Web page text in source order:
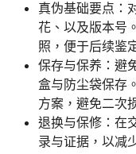
真伪基础要点：
花、以及版本号
照，便于后续鉴
保存与保养：避
盒与防尘袋保存
方案，避免二次
退换与保修：在
录与证据，以减